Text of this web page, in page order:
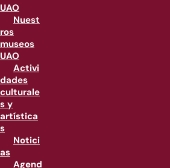
UAO
Nuest
ros
museos
UAO
Activi
dades
culturale
s y
artística
s
Notici
as
Agend